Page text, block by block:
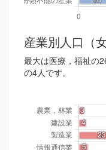
産業別人口（女
最大は医療，福祉の
の4人です。